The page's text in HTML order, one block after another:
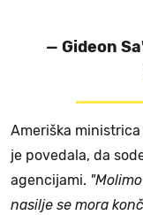
Ameriška
je povedala, da
agencijami.
nasilje se mora